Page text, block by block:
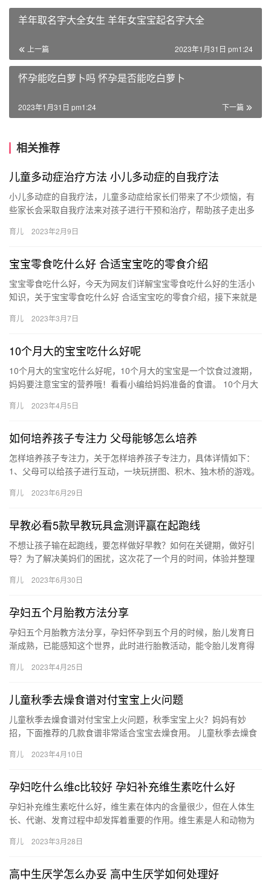
羊年取名字大全女生 羊年女宝宝起名字大全
上一篇 2023年1月31日 pm1:24
怀孕能吃白萝卜吗 怀孕是否能吃白萝卜
下一篇
2023年1月31日 pm1:24
相关推荐
儿童多动症治疗方法 小儿多动症的自我疗法
小儿多动症的自我疗法，儿童多动症给家长们带来了不少烦恼，有
些家长会采取自我疗法来对孩子进行干预和治疗，帮助孩子走出多
要…
育儿 2023年2月9日
宝宝零食吃什么好 合适宝宝吃的零食介绍
宝宝零食吃什么好，今天为网友们详解宝宝零食吃什么好的生活小
知识，关于宝宝零食吃什么好 合适宝宝吃的零食介绍，接下来就是
育儿 2023年3月7日
10个月大的宝宝吃什么好呢
10个月大的宝宝吃什么好呢，10个月大的宝宝是一个饮食过渡期，
妈妈要注意宝宝的营养哦！看看小编给妈妈准备的食谱。 10个月大
育儿 2023年4月5日
如何培养孩子专注力 父母能够怎么培养
怎样培养孩子专注力，关于怎样培养孩子专注力，具体详情如下：
1、父母可以给孩子进行互动，一块玩拼图、积木、独木桥的游戏。
培…
育儿 2023年6月29日
早教必看5款早教玩具盒测评赢在起跑线
不想让孩子输在起跑线，要怎样做好早教？如何在关键期，做好引
导？为了解决美妈们的困扰，这次花了一个月的时间，体验并整理
样…
育儿 2023年6月30日
孕妇五个月胎教方法分享
孕妇五个月胎教方法分享，孕妇怀孕到五个月的时候，胎儿发育日
渐成熟，已能感知这个世界，此时进行胎教活动，能令胎儿发育得
教…
育儿 2023年4月25日
儿童秋季去燥食谱对付宝宝上火问题
儿童秋季去燥食谱对付宝宝上火问题，秋季宝宝上火？妈妈有妙
招，下面推荐的几款食谱非常适合宝宝去燥食用。 儿童秋季去燥食
…
育儿 2023年4月10日
孕妇吃什么维c比较好 孕妇补充维生素吃什么好
孕妇补充维生素吃什么好，维生素在体内的含量很少，但在人体生
长、代谢、发育过程中却发挥着重要的作用。维生素是人和动物为
孕妇…
育儿 2023年3月28日
高中生厌学怎么办妥 高中生厌学如何处理好